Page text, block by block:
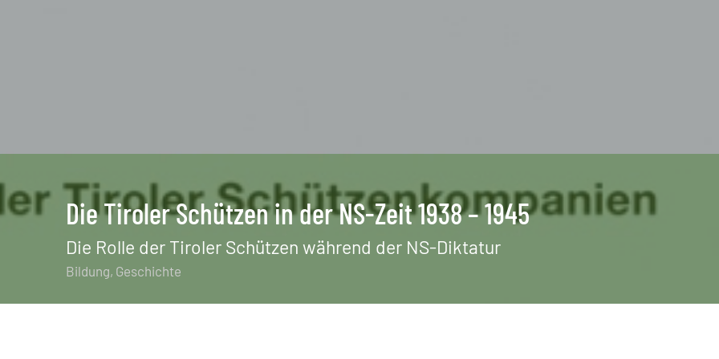
Die Tiroler Schützen in der NS-Zeit 1938 – 1945
Die Rolle der Tiroler Schützen während der NS-Diktatur
Bildung Geschichte